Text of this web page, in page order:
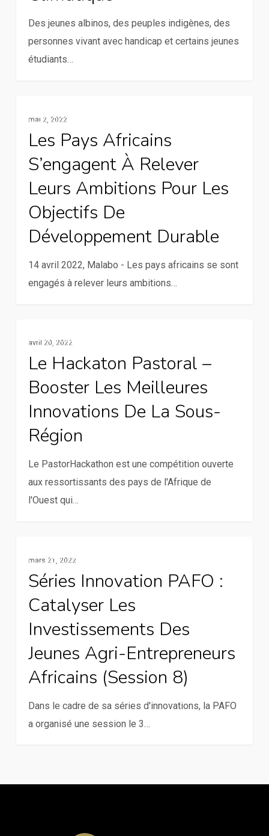
aux
effets
Des jeunes albinos, des peuples indigènes, des
personnes vivant avec handicap et certains jeunes
étudiants…
pays
africains
s’engagent
relever
leurs
ambitions
objectifs
durable
Résilience Et Changements Climatiques
mai 2, 2022
Les Pays Africains
S’engagent À Relever
Leurs Ambitions Pour Les
Objectifs De
Développement Durable
14 avril 2022, Malabo - Les pays africains se sont
engagés à relever leurs ambitions…
Hackaton
pastoral
meilleures
Communication Et TIC
avril 20, 2022
Le Hackaton Pastoral –
Booster Les Meilleures
Innovations De La Sous-
Région
Le PastorHackathon est une compétition ouverte
aux ressortissants des pays de l'Afrique de
l'Ouest qui…
Innovation
PAFO
investissements
agri-
entrepreneurs
Multimédia
mars 21, 2022
Séries Innovation PAFO :
Catalyser Les
Investissements Des
Jeunes Agri-Entrepreneurs
Africains (session 8)
Dans le cadre de sa séries d'innovations, la PAFO
a organisé une session le 3…